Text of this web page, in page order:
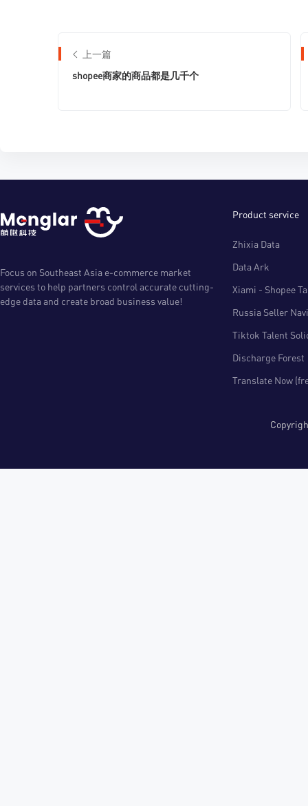
上一篇
shopee商家的商品都是几千个
Focus on Southeast Asia e-commerce market
services to help partners control accurate cutting-
edge data and create broad business value!
Product service
Zhixia Data
Data Ark
Xiami - Shopee
Russia Seller
Tiktok Talent
Discharge Forest
Translate Now